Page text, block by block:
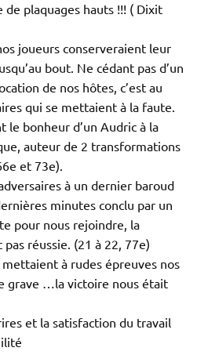
plaquages hauts !!! ( Dixit
joueurs conserveraient leur
bout. Ne cédant pas d’un
de nos hôtes, c’est au
qui se mettaient à la faute.
le bonheur d’un Audric à la
auteur de 2 transformations
et 73e).
à un dernier baroud
minutes conclu par un
pour nous rejoindre, la
réussie. (21 à 22, 77e)
à rudes épreuves nos
grave …la victoire nous était
et la satisfaction du travail